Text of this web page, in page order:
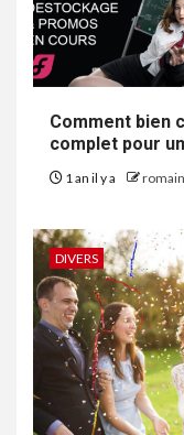
Comment bien
complet pour
1 an il y a romain
DIVERS